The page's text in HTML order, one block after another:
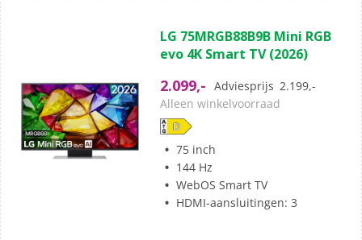
van
de
sterren.
LG 75MRGB88B9B Mini RGB
evo 4K Smart TV (2026)
2.099,- Adviesprijs 2.199,-
Alleen winkelvoorraad
75 inch
144 Hz
WebOS Smart TV
HDMI-aansluitingen: 3